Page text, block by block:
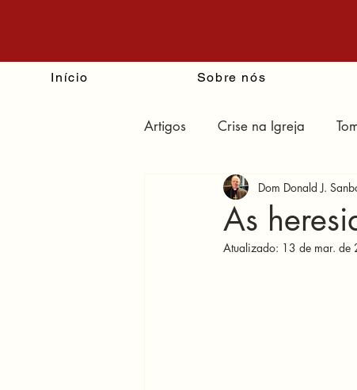
Início Sobre nós
Artigos Crise na Igreja
O erro de Reconhecer e
As
Dom Donald J.
Atualizado: 13 de mar. de